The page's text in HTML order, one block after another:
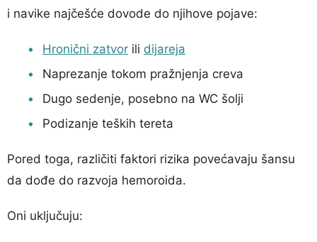
i navike najčešće dovode do njihove pojave:
Hronični zatvor ili dijareja
Naprezanje tokom pražnjenja creva
Dugo sedenje, posebno na WC šolji
Podizanje teških tereta
Pored toga, različiti faktori rizika povećavaju šansu
da dođe do razvoja hemoroida.
Oni uključuju: